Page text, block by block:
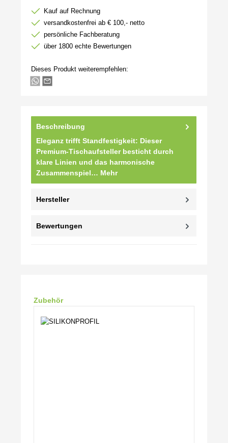
Kauf auf Rechnung
versandkostenfrei ab € 100,- netto
persönliche Fachberatung
über 1800 echte Bewertungen
Dieses Produkt weiterempfehlen:
Beschreibung
Eleganz trifft Standfestigkeit: Dieser
Premium-Tischaufsteller besticht durch
klare Linien und das harmonische
Zusammenspiel… Mehr
Hersteller
Bewertungen
Produktgalerie überspringen
Zubehör